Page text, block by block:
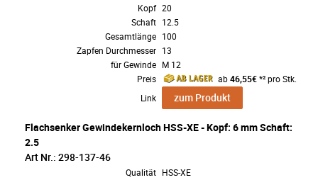
Kopf 20
Schaft 12.5
Gesamtlänge 100
Zapfen Durchmesser 13
für Gewinde M 12
Preis
ab46,55€*² pro Stk.
Link
zum Produkt
Flachsenker Gewindekernloch HSS-XE - Kopf: 6 mm Schaft:
2.5
Art Nr.: 298-137-46
Qualität HSS-XE